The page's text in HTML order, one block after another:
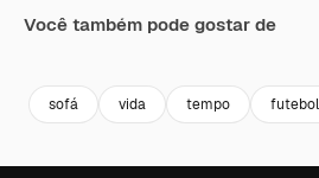
Você também pode gostar de
sofá vida tempo futebol